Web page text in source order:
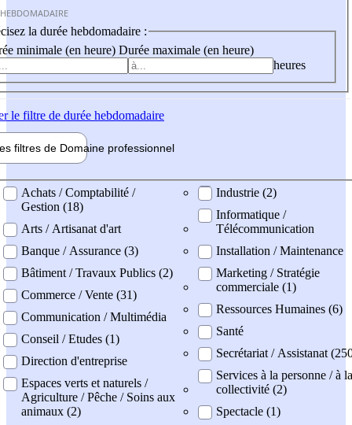
la durée hebdomadaire :
minimale (en heure) Durée maximale (en heure)
heures
le filtre de durée hebdomadaire
filtres de Domaine professionnel
professionel
Achats / Comptabilité /
Gestion (18)
Arts / Artisanat d'art
Banque / Assurance (3)
Bâtiment / Travaux Publics (2)
Commerce / Vente (31)
Communication / Multimédia
Conseil / Etudes (1)
Direction d'entreprise
Espaces verts et naturels /
Agriculture / Pêche / Soins aux
animaux (2)
Industrie (2)
Informatique /
Télécommunication
Installation / Maintenance
Marketing / Stratégie
commerciale (1)
Ressources Humaines (6)
Santé
Secrétariat / Assistanat
Services à la personne / à la
collectivité (2)
Spectacle (1)